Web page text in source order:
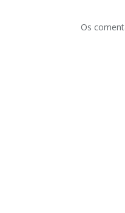
Os